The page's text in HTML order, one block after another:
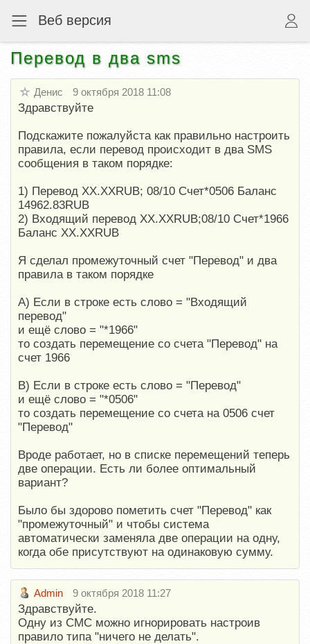
Веб версия
Перевод в два sms
Денис 9 октября 2018 11:08
Здравствуйте
Подскажите пожалуйста как правильно настроить
правила, если перевод происходит в два SMS
сообщения в таком порядке:
1) Перевод XX.XXRUB; 08/10 Счет*0506 Баланс
14962.83RUB
2) Входящий перевод XX.XXRUB;08/10 Счет*1966
Баланс XX.XXRUB
Я сделал промежуточный счет "Перевод" и два
правила в таком порядке
A) Если в строке есть слово = "Входящий
перевод"
и ещё слово = "*1966"
то создать перемещение со счета "Перевод" на
счет 1966
B) Если в строке есть слово = "Перевод"
и ещё слово = "*0506"
то создать перемещение со счета на 0506 счет
"Перевод"
Вроде работает, но в списке перемещений теперь
две операции. Есть ли более оптимальный
вариант?
Было бы здорово пометить счет "Перевод" как
"промежуточный" и чтобы cистема
автоматически заменяла две операции на одну,
когда обе присутствуют на одинаковую сумму.
Admin 9 октября 2018 11:27
Здравствуйте.
Одну из СМС можно игнорировать настроив
правило типа "ничего не делать".